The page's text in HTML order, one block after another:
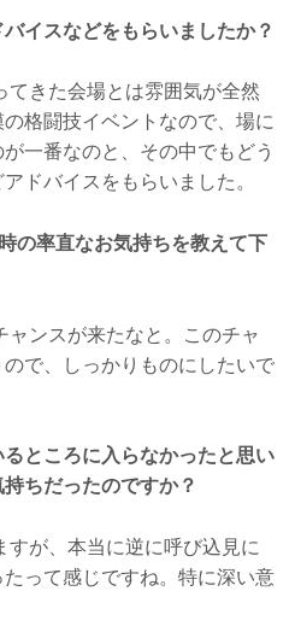
イスなどをもらいましたか？
てきた会場とは雰囲気が全然
格闘技イベントなので、場に
一番なのと、その中でもどう
ドバイスをもらいました。
の率直なお気持ちを教えて下
ャンスが来たなと。このチャ
で、しっかりものにしたいで
ところに入らなかったと思い
ちだったのですか？
すが、本当に逆に呼び込見に
って感じですね。特に深い意